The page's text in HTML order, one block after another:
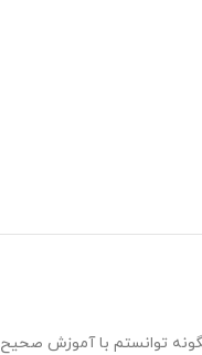
توانستم با آموزش